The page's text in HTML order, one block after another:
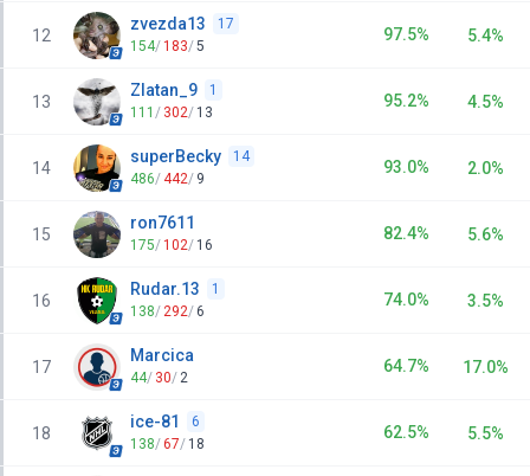
12
zvezda13 17
97.5%
154/ 183/5
5.4%
13
Zlatan_9 1
95.2%
111 / 302/ 13
4.5%
14
superBecky 14
93.0%
486/ 442/ 9
2.0%
15
ron7611
82.4%
175/ 102/ 16
5.6%
16
Rudar.13 1
74.0%
138/ 292/ 6
3.5%
17
Marcica
64.7%
44/ 30/ 2
17.0%
18
ice-81 6
62.5%
138/67/ 18
5.5%